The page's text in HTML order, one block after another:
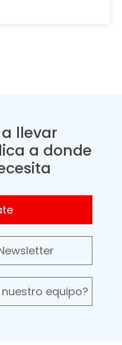
llevar
a donde
equipo?